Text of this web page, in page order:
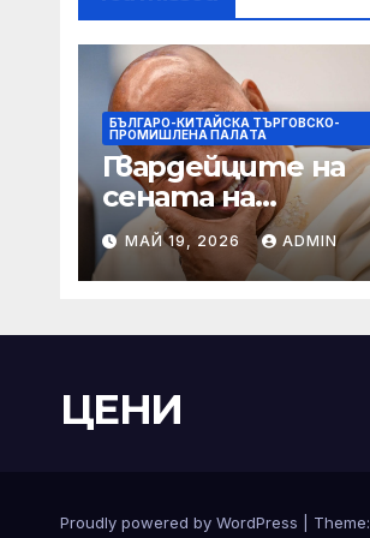
БЪЛГАРО-КИТАЙСКА ТЪРГОВСКО-
ПРОМИШЛЕНА ПАЛAТА
Гвардейците на
сената на
Филипините са
разследвани за
стрелба, докато
беглец бяга
МАЙ 19, 2026 ADMIN
ЦЕНИ
Proudly powered by WordPress Theme: